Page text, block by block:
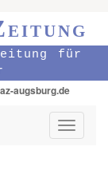
für
augsburg.de
Toggle